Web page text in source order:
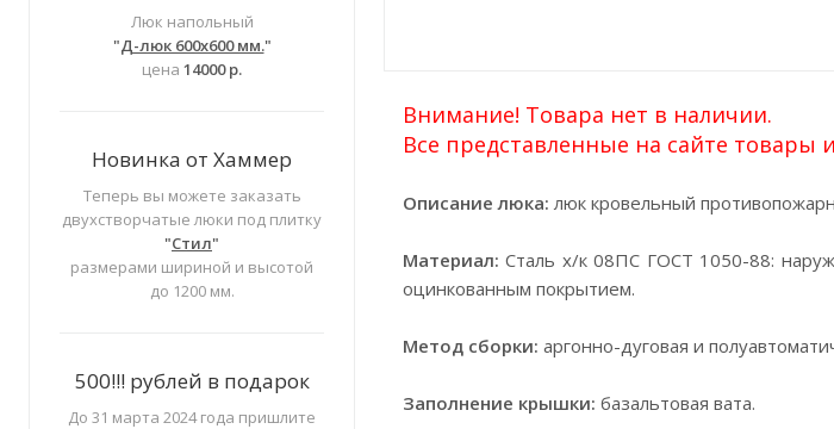
Люк напольный
"Д-люк 600х600 мм."
цена 14000 р.
Новинка от Хаммер
Теперь вы можете заказать
двухстворчатые люки под плитку
"Стил"
размерами шириной и высотой
до 1200 мм.
500!!! рублей в подарок
До 31 марта 2024 года пришлите
Внимание! Товара нет в наличии.
Все представленные на сайте товары
Описание люка: люк кровельный
Материал: Сталь х/к 08ПС ГОСТ 1050-88:
оцинкованным покрытием.
Метод сборки: аргонно-дуговая и
Заполнение крышки: базальтовая вата.